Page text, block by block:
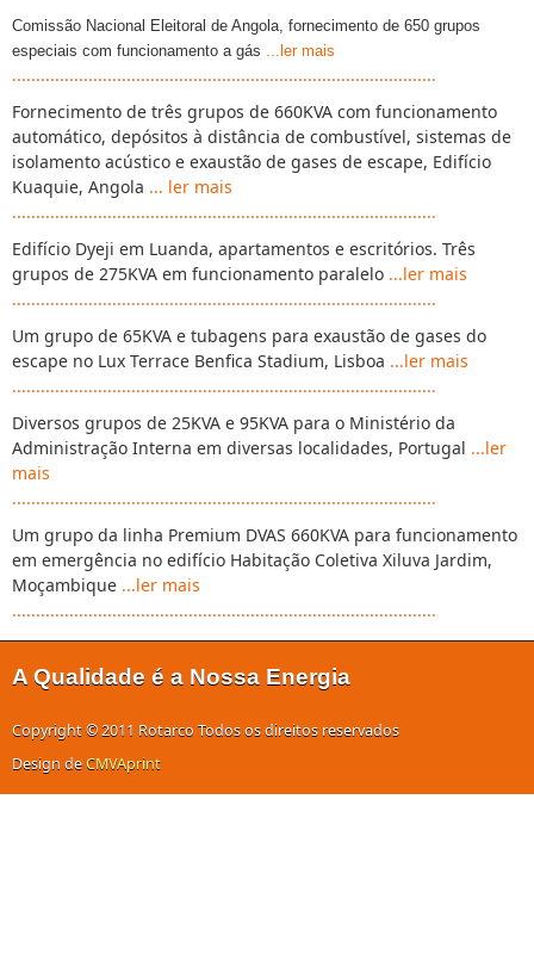
Comissão Nacional Eleitoral de Angola, fornecimento de 650 grupos
especiais com funcionamento a gás ...ler mais
.........................................................................................
Fornecimento de três grupos de 660KVA com funcionamento
automático, depósitos à distância de combustível, sistemas de
isolamento acústico e exaustão de gases de escape, Edifício
Kuaquie, Angola ... ler mais
.........................................................................................
Edifício Dyeji em Luanda, apartamentos e escritórios. Três
grupos de 275KVA em funcionamento paralelo ...ler mais
.........................................................................................
Um grupo de 65KVA e tubagens para exaustão de gases do
escape no Lux Terrace Benfica Stadium, Lisboa ...ler mais
.........................................................................................
Diversos grupos de 25KVA e 95KVA para o Ministério da
Administração Interna em diversas localidades, Portugal ...ler
mais
.........................................................................................
Um grupo da linha Premium DVAS 660KVA para funcionamento
em emergência no edifício Habitação Coletiva Xiluva Jardim,
Moçambique ...ler mais
.........................................................................................
A Qualidade é a Nossa Energia
Copyright © 2011 Rotarco Todos os direitos reservados
Design deCMVAprint